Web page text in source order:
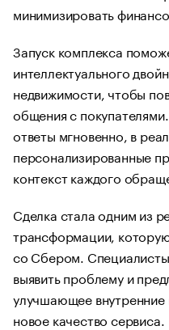
минимизировать
Запуск комплекса
интеллектуального
недвижимости, чтобы
общения с
ответы мгновенно, в
персонализированные
контекст каждого
Сделка стала одним из
трансформации,
со Сбером.
выявить проблему и
улучшающее
новое качество сервиса.